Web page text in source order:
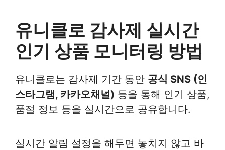
유니클로 감사제 실시간
인기 상품 모니터링 방법
유니클로는 감사제 기간 동안 공식 SNS (인
스타그램, 카카오채널) 등을 통해 인기 상품,
품절 정보 등을 실시간으로 공유합니다.
실시간 알림 설정을 해두면 놓치지 않고 바